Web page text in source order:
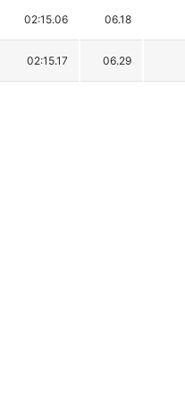
02:15.06 06.18
02:15.17 06.29